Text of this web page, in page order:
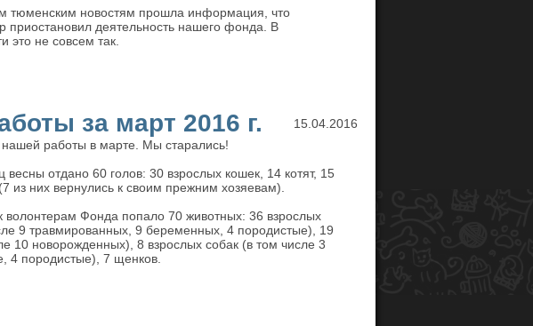
тюменским новостям прошла информация, что
приостановил деятельность нашего фонда. В
это не совсем так.
за март 2016 г.
15.04.2016
работы в марте. Мы старались!
отдано 60 голов: 30 взрослых кошек, 14 котят, 15
из них вернулись к своим прежним хозяевам).
волонтерам Фонда попало 70 животных: 36 взрослых
9 травмированных, 9 беременных, 4 породистые), 19
10 новорожденных), 8 взрослых собак (в том числе 3
4 породистые), 7 щенков.